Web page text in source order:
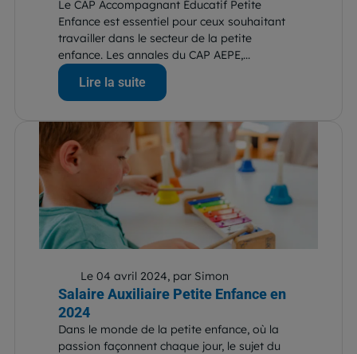
Le CAP Accompagnant Éducatif Petite
Enfance est essentiel pour ceux souhaitant
travailler dans le secteur de la petite
enfance. Les annales du CAP AEPE,...
Lire la suite
Le 04 avril 2024, par Simon
Salaire Auxiliaire Petite Enfance en
2024
Dans le monde de la petite enfance, où la
passion façonnent chaque jour, le sujet du